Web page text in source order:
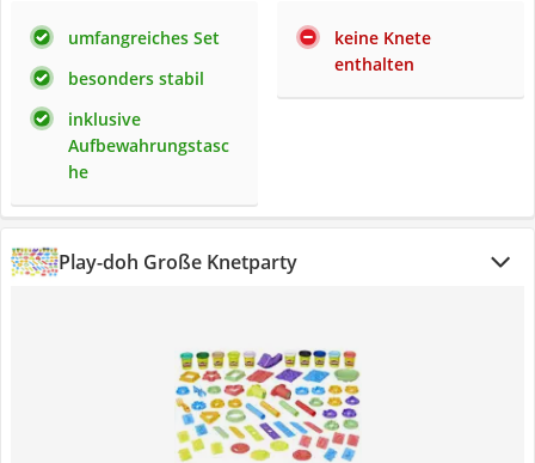
umfangreiches Set
besonders stabil
inklusive
Aufbewahrungstasc
he
keine Knete
enthalten
Play-doh Große Knetparty